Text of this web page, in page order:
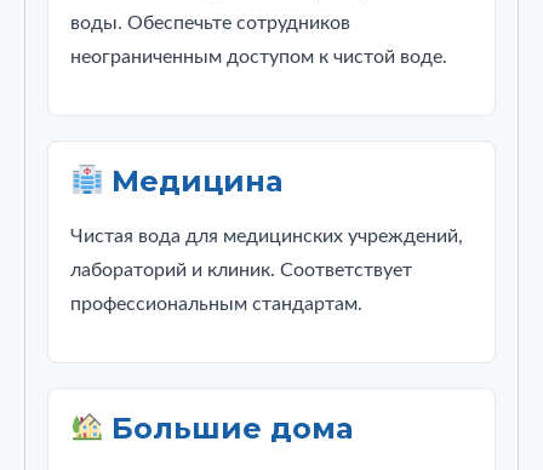
воды. Обеспечьте сотрудников
неограниченным доступом к чистой воде.
Медицина
Чистая вода для медицинских учреждений,
лабораторий и клиник. Соответствует
профессиональным стандартам.
Большие дома